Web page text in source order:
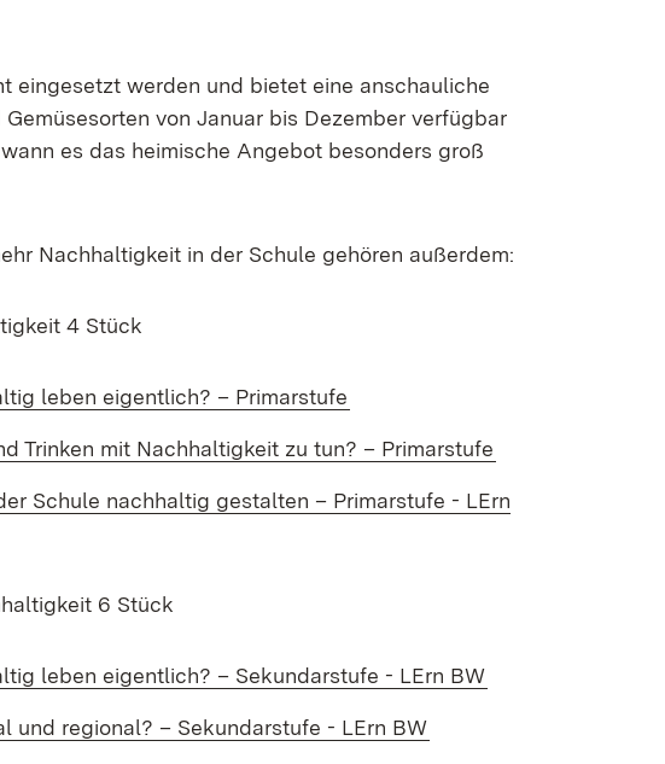
eingesetzt werden und bietet eine anschauliche
von Januar bis Dezember verfügbar
es das heimische Angebot besonders groß
Nachhaltigkeit in der Schule gehören außerdem:
4 Stück
leben eigentlich? – Primarstufe
Trinken mit Nachhaltigkeit zu tun? – Primarstufe
Schule nach­haltig ge­stal­ten – Pri­mar­stu­fe - LErn
6 Stück
leben eigentlich? – Sekundarstufe - LErn BW
und re­gio­nal? – Se­kun­dar­stu­fe - LErn BW